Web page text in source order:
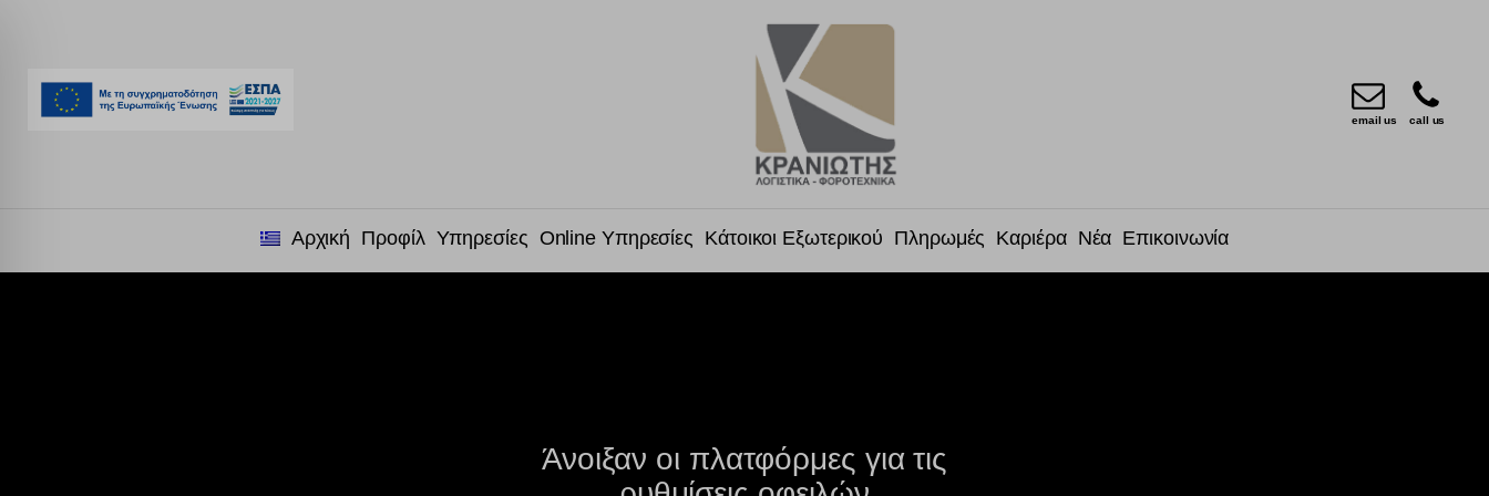
email us call us
Αρχική Προφίλ Υπηρεσίες Online Υπηρεσίες Κάτοικοι Εξωτερικού Πληρωμές Καριέρα Νέα Επικοινωνία
Άνοιξαν οι πλατφόρμες για τις